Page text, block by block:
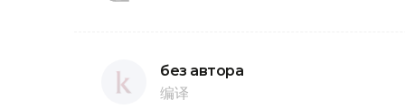
без автора
编译